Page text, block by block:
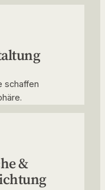
schaffen
&